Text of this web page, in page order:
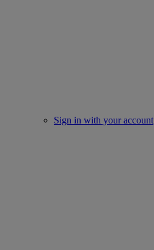
Sign in with your account